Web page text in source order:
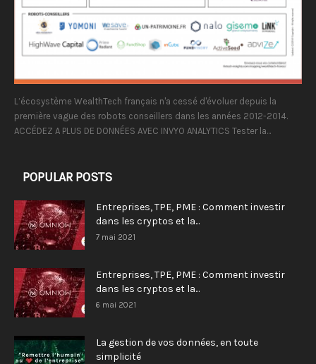
L’écosystème WealthTech français n'a cessé d'évoluer depuis la
première vague des robots conseillers dans les années 2012-2014.
ACCÉDEZ A PLUS DE DONNÉES AVEC INVYO ANALYTICS Tester la...
POPULAR POSTS
Entreprises, TPE, PME : Comment investir
dans les cryptos et la...
7 mai 2021
Entreprises, TPE, PME : Comment investir
dans les cryptos et la...
6 mai 2021
La gestion de vos données, en toute
simplicité